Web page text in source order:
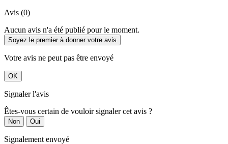
Avis (0)
Aucun avis n'a été publié pour le moment.
Soyez le premier à donner votre avis
Votre avis ne peut pas être envoyé
OK
Signaler l'avis
Êtes-vous certain de vouloir signaler cet avis ?
Non Oui
Signalement envoyé